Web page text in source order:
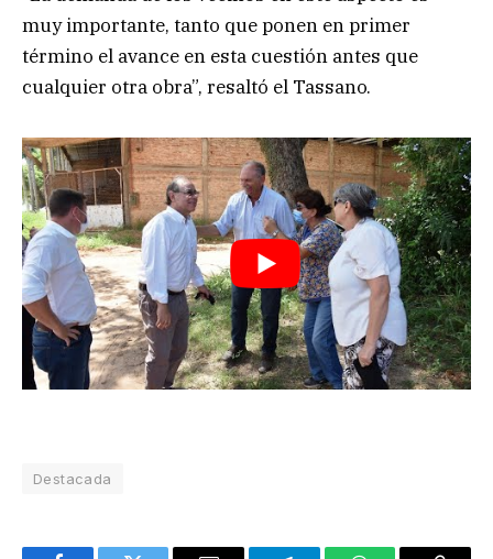
muy importante, tanto que ponen en primer
término el avance en esta cuestión antes que
cualquier otra obra”, resaltó el Tassano.
Destacada